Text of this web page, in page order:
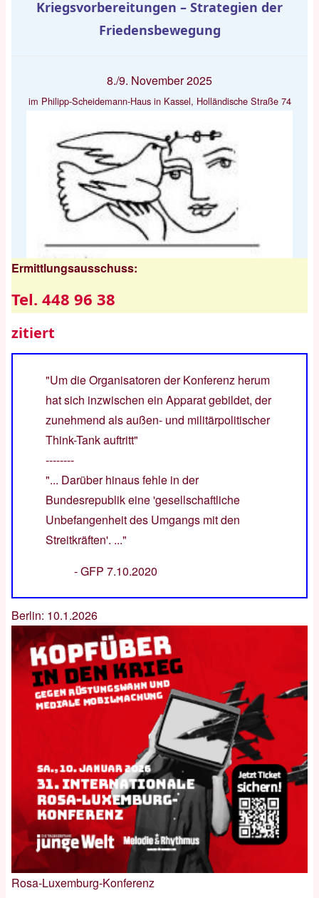
Kriegsvorbereitungen – Strategien der
Friedensbewegung
8./9. November 2025
im Philipp-Scheidemann-Haus in Kassel, Holländische Straße 74
Ermittlungsausschuss:
Tel. 448 96 38
zitiert
"Um die Organisatoren der Konferenz herum
hat sich inzwischen ein Apparat gebildet, der
zunehmend als außen- und militärpolitischer
Think-Tank auftritt"
--------
"... Darüber hinaus fehle in der
Bundesrepublik eine 'gesellschaftliche
Unbefangenheit des Umgangs mit den
Streitkräften'. ..."
-GFP 7.10.2020
Berlin: 10.1.2026
Rosa-Luxemburg-Konferenz